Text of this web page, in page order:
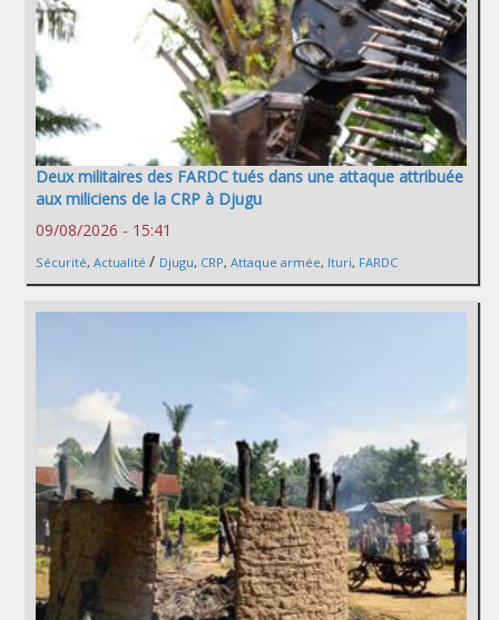
Deux militaires des FARDC tués dans une attaque attribuée
aux miliciens de la CRP à Djugu
09/08/2026 - 15:41
Sécurité, Actualité / Djugu, CRP, Attaque armée, Ituri, FARDC